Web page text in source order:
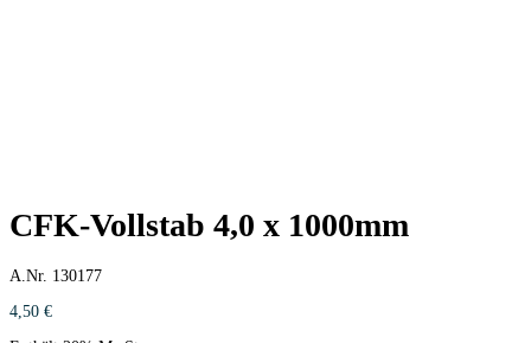
CFK-Vollstab 4,0 x 1000mm
A.Nr. 130177
4,50 €